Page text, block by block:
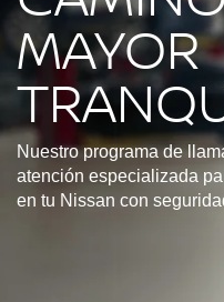
MAYOR
Nuestro programa de
atención especializada
en tu Nissan con